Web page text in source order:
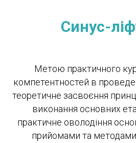
Синус-
Метою практичного
компетентностей в
теоретичне засвоєння
виконання основних
практичне оволодіння
прийомами та методами